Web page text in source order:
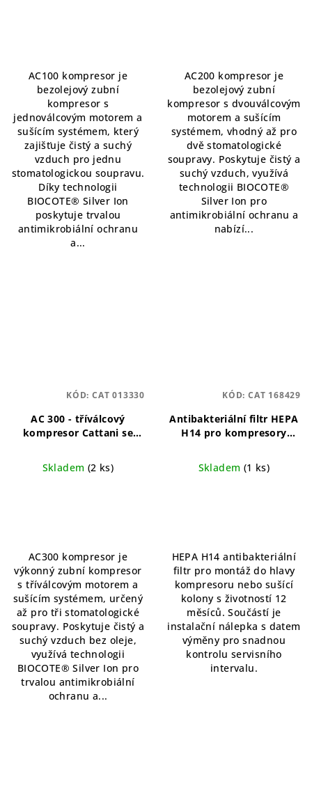
z
5
hvězdiček.
AC100 kompresor je
bezolejový zubní
kompresor s
jednoválcovým motorem a
sušícím systémem, který
zajišťuje čistý a suchý
vzduch pro jednu
stomatologickou soupravu.
Díky technologii
BIOCOTE® Silver Ion
poskytuje trvalou
antimikrobiální ochranu
a...
z
5
hvězdiček.
AC200 kompresor je
bezolejový zubní
kompresor s dvouválcovým
motorem a sušícím
systémem, vhodný až pro
dvě stomatologické
soupravy. Poskytuje čistý a
suchý vzduch, využívá
technologii BIOCOTE®
Silver Ion pro
antimikrobiální ochranu a
nabízí...
AC 300 - tříválcový
kompresor Cattani se
kompresor pro tři
Skladem (2 ks)
AC300 kompresor je
výkonný zubní kompresor
s tříválcovým motorem a
sušícím systémem, určený
až pro tři stomatologické
soupravy. Poskytuje čistý a
suchý vzduch bez oleje,
využívá technologii
BIOCOTE® Silver Ion pro
trvalou antimikrobiální
ochranu a...
KÓD: CAT 013330
Antibakteriální filtr HEPA
H14 pro kompresory
sušící kolony
Skladem (1 ks)
HEPA H14 antibakteriální
filtr pro montáž do hlavy
kompresoru nebo sušící
kolony s životností 12
měsíců. Součástí je
instalační nálepka s datem
výměny pro snadnou
kontrolu servisního
intervalu.
KÓD: CAT 168429